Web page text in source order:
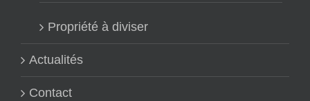
Propriété à diviser
Actualités
Contact